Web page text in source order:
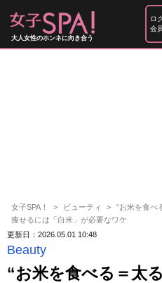
大人女性のホンネに向き合う
ロ
会
女子SPA！ ビューティ
“お米を食べ
痩せるには「白米」が必要なワケ
更新日：2026.05.01 10:48
Beauty
“お米を食べる＝太